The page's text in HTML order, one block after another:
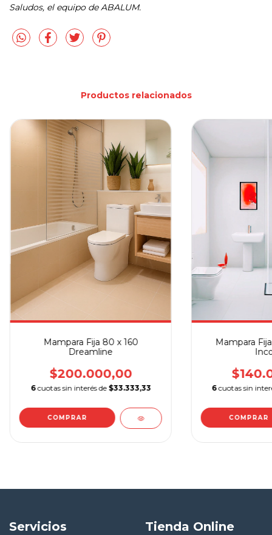
Saludos, el equipo de ABALUM.
Productos relacionados
Mampara Fija 80 x 160
Dreamline
$200.000,00
6 cuotas sin interés de $33.333,33
Mampara
6 cuotas sin
Servicios Tienda Online